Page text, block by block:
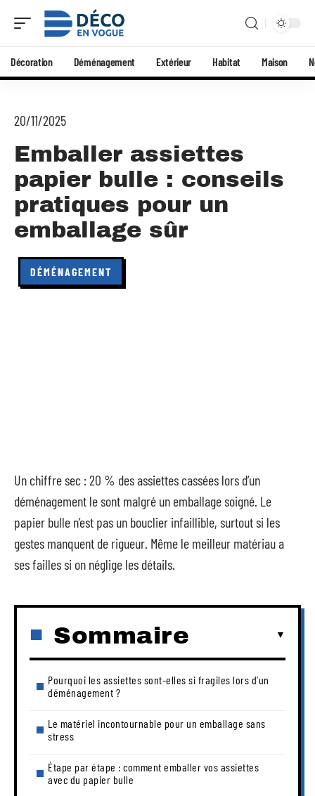
Décoration Déménagement Extérieur Habitat Maison
20/11/2025
Emballer assiettes
papier bulle : conseils
pratiques pour un
emballage sûr
DÉMÉNAGEMENT
Un chiffre sec : 20 % des assiettes cassées lors d’un
déménagement le sont malgré un emballage soigné. Le
papier bulle n’est pas un bouclier infaillible, surtout si les
gestes manquent de rigueur. Même le meilleur matériau a
ses failles si on néglige les détails.
Sommaire
Pourquoi les assiettes sont-elles si fragiles lors d’un
déménagement ?
Le matériel incontournable pour un emballage sans
stress
Étape par étape : comment emballer vos assiettes
avec du papier bulle